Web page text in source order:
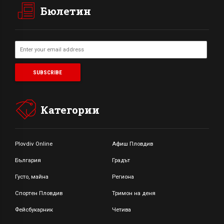
Бюлетин
Категории
Plovdiv Online Афиш Пловдив
България Градът
Густо, майна Региона
Спортен Пловдив Тримон на деня
Фейсбукарник Четива